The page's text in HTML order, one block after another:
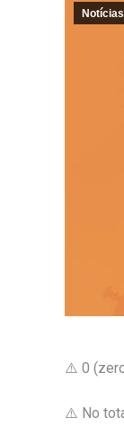
Notícias
⚠️ 0
⚠️ No